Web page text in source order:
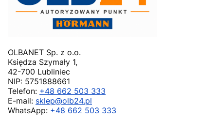
OLBANET Sp. z o.o.
Księdza Szymały 1,
42-700 Lubliniec
NIP: 5751888661
Telefon: +48 662 503 333
E-mail: sklep@olb24.pl
WhatsApp: +48 662 503 333